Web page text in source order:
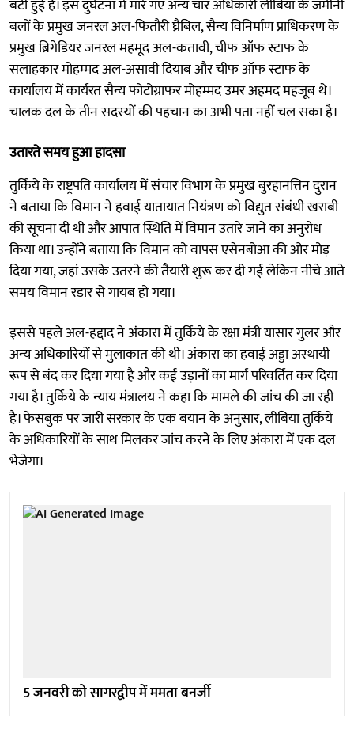
बंटी हुई है। इस दुर्घटना में मारे गए अन्य चार अधिकारी लीबिया के जमीनी
बलों के प्रमुख जनरल अल-फितौरी घ्रैबिल, सैन्य विनिर्माण प्राधिकरण के
प्रमुख ब्रिगेडियर जनरल महमूद अल-कतावी, चीफ ऑफ स्टाफ के
सलाहकार मोहम्मद अल-असावी दियाब और चीफ ऑफ स्टाफ के
कार्यालय में कार्यरत सैन्य फोटोग्राफर मोहम्मद उमर अहमद महजूब थे।
चालक दल के तीन सदस्यों की पहचान का अभी पता नहीं चल सका है।
उतारते समय हुआ हादसा
तुर्किये के राष्ट्रपति कार्यालय में संचार विभाग के प्रमुख बुरहानत्तिन दुरान
ने बताया कि विमान ने हवाई यातायात नियंत्रण को विद्युत संबंधी खराबी
की सूचना दी थी और आपात स्थिति में विमान उतारे जाने का अनुरोध
किया था। उन्होंने बताया कि विमान को वापस एसेनबोआ की ओर मोड़
दिया गया, जहां उसके उतरने की तैयारी शुरू कर दी गई लेकिन नीचे आते
समय विमान रडार से गायब हो गया।
इससे पहले अल-हद्दाद ने अंकारा में तुर्किये के रक्षा मंत्री यासार गुलर और
अन्य अधिकारियों से मुलाकात की थी। अंकारा का हवाई अड्डा अस्थायी
रूप से बंद कर दिया गया है और कई उड़ानों का मार्ग परिवर्तित कर दिया
गया है। तुर्किये के न्याय मंत्रालय ने कहा कि मामले की जांच की जा रही
है। फेसबुक पर जारी सरकार के एक बयान के अनुसार, लीबिया तुर्किये
के अधिकारियों के साथ मिलकर जांच करने के लिए अंकारा में एक दल
भेजेगा।
5 जनवरी को सागरद्वीप में ममता बनर्जी